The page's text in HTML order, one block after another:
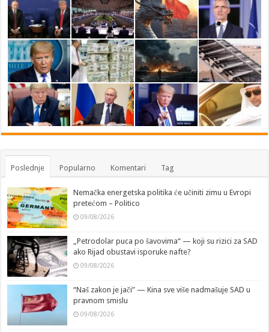
Poslednje Popularno Komentari Tag
Nemačka energetska politika će učiniti zimu u Evropi
pretećom – Politico
09/08/2026
„Petrodolar puca po šavovima“ — koji su rizici za SAD
ako Rijad obustavi isporuke nafte?
09/08/2026
“Naš zakon je jači” — Kina sve više nadmašuje SAD u
pravnom smislu
09/08/2026